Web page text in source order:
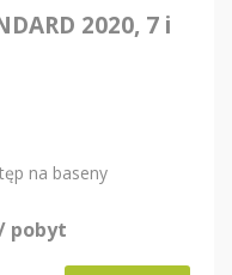
2020, 7 i
na baseny
pobyt